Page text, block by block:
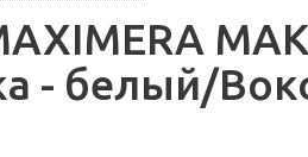
- белый/